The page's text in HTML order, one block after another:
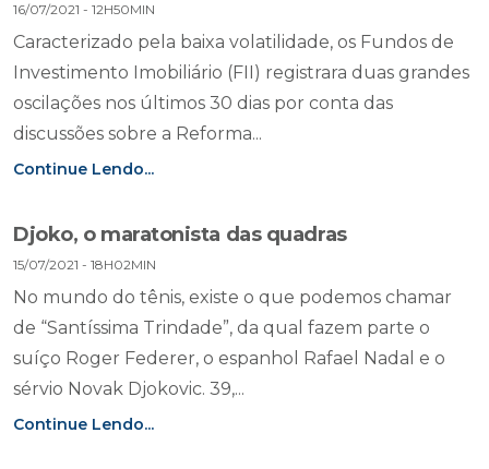
16/07/2021 - 12H50MIN
Caracterizado pela baixa volatilidade, os Fundos de
Investimento Imobiliário (FII) registrara duas grandes
oscilações nos últimos 30 dias por conta das
discussões sobre a Reforma...
Continue Lendo...
Djoko, o maratonista das quadras
15/07/2021 - 18H02MIN
No mundo do tênis, existe o que podemos chamar
de “Santíssima Trindade”, da qual fazem parte o
suíço Roger Federer, o espanhol Rafael Nadal e o
sérvio Novak Djokovic. 39,...
Continue Lendo...